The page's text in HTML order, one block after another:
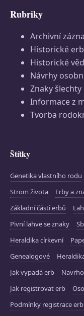
Rubriky
Archivní
Historické
Historické
Návrhy
Znaky šlechty
Informace z
Tvorba
Štítky
Genetika vlastního rodu
Strom života
Erby a
Základní části erbů
Pivní lahve se znaky
Heraldika církevní
Genealogové
Jak vypadá erb
Jak registrovat erb
Podmínky registrace